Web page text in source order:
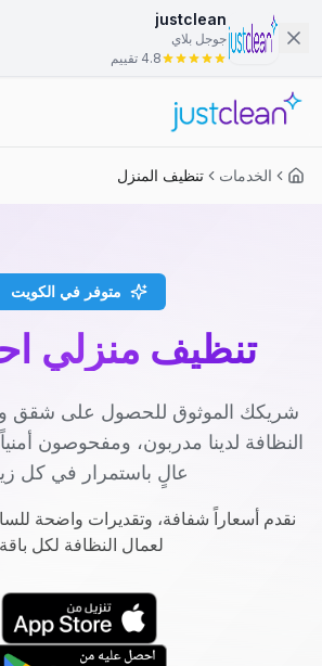
justclean
جوجل بلاي
4.8 تقييم
الخدمات تنظيف المنزل
متوفر في الكويت
تنظيف منزلي
شريكك الموثوق للحصول على شقق
النظافة لدينا مدربون، ومفحوصون
عالٍ باستمرار في كل
نقدم أسعاراً شفافة، وتقديرات واضحة
لعمال النظافة لكل